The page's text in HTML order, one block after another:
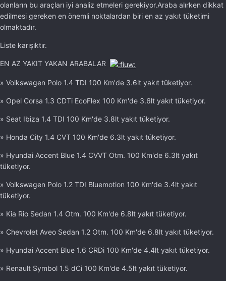
olanların bu araçları iyi analiz etmeleri gerekiyor.Araba alırken dikkat
edilmesi gereken en önemli noktalardan biri en az yakıt tüketimi
olmaktadır.
Liste karışıktır.
EN AZ YAKIT YAKAN ARABALAR
» Volkswagen Polo 1.4 TDI 100 Km'de 3.6lt yakıt tüketiyor.
» Opel Corsa 1.3 CDTi EcoFlex 100 Km'de 3.6lt yakıt tüketiyor.
» Seat Ibiza 1.4 TDI 100 Km'de 3.8lt yakıt tüketiyor.
» Honda City 1.4 CVT 100 Km'de 6.3lt yakıt tüketiyor.
» Hyundai Accent Blue 1.4 CVVT Otm. 100 Km'de 6.3lt yakıt
tüketiyor.
» Volkswagen Polo 1.2 TDI Bluemotion 100 Km'de 3.4lt yakıt
tüketiyor.
» Kia Rio Sedan 1.4 Otm. 100 Km'de 6.8lt yakıt tüketiyor.
» Chevrolet Aveo Sedan 1.2 Otm. 100 Km'de 6.8lt yakıt tüketiyor.
» Hyundai Accent Blue 1.6 CRDi 100 Km'de 4.4lt yakıt tüketiyor.
» Renault Symbol 1.5 dCi 100 Km'de 4.5lt yakıt tüketiyor.